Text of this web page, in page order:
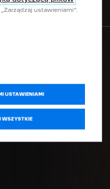
ustawieniami”.
USTAWIENIAMI
WSZYSTKIE